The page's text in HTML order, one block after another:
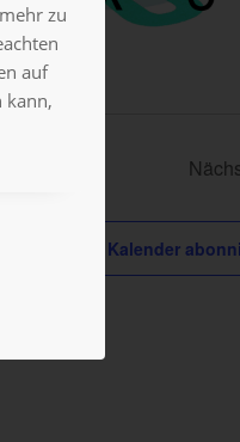
zu
auf
kann,
Kalender